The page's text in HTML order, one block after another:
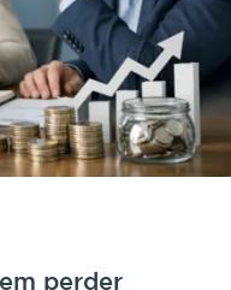
perder